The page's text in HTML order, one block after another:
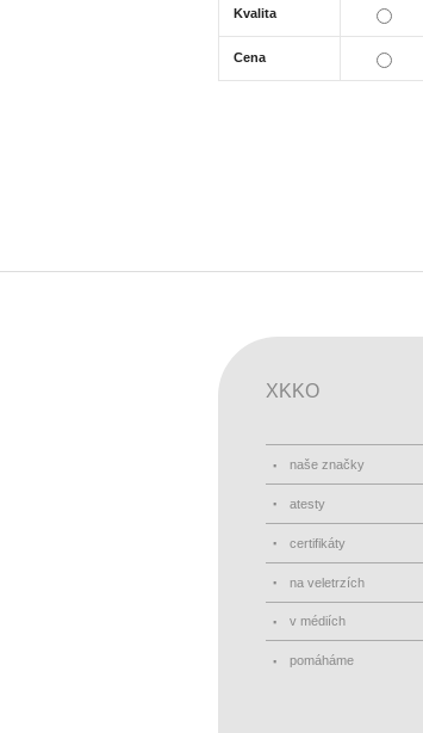
Kvalita
Cena
XKKO
naše značky
atesty
certifikáty
na veletrzích
v médiích
pomáháme